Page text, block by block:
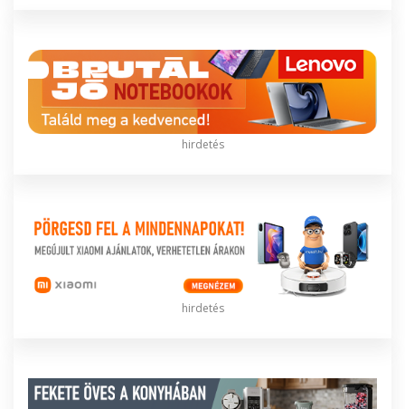
hirdetés
hirdetés